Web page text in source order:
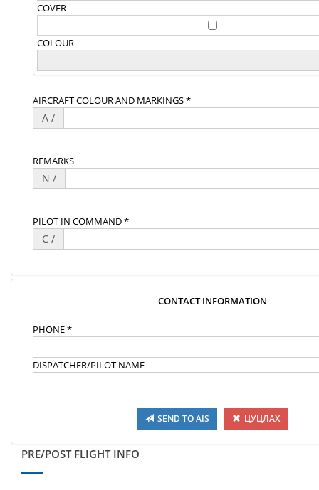
COVER
COLOUR
AIRCRAFT COLOUR AND MARKINGS *
A /
REMARKS
N /
PILOT IN COMMAND *
C /
CONTACT INFORMATION
PHONE *
DISPATCHER/PILOT NAME
SEND TO AIS ЦУЦЛАХ
PRE/POST FLIGHT INFO